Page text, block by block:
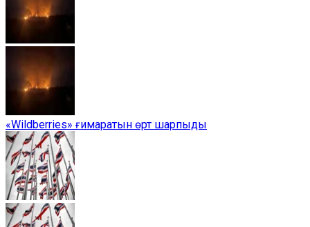
«Wildberries» ғимаратын өрт шарпыды